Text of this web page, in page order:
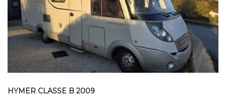
HYMER CLASSE B 2009